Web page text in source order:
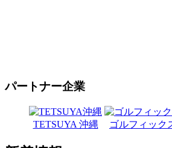
パートナー企業
TETSUYA 沖縄 ゴルフィック